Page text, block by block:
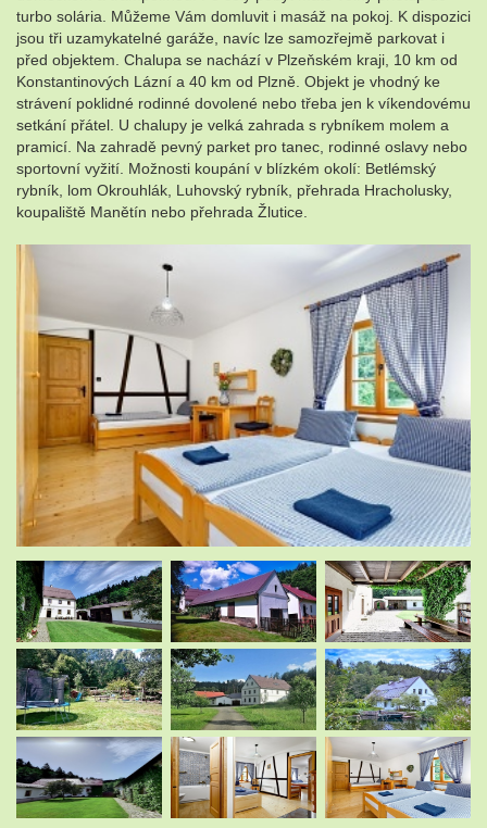
turbo solária. Můžeme Vám domluvit i masáž na pokoj. K dispozici
jsou tři uzamykatelné garáže, navíc lze samozřejmě parkovat i
před objektem. Chalupa se nachází v Plzeňském kraji, 10 km od
Konstantinových Lázní a 40 km od Plzně. Objekt je vhodný ke
strávení poklidné rodinné dovolené nebo třeba jen k víkendovému
setkání přátel. U chalupy je velká zahrada s rybníkem molem a
pramicí. Na zahradě pevný parket pro tanec, rodinné oslavy nebo
sportovní vyžití. Možnosti koupání v blízkém okolí: Betlémský
rybník, lom Okrouhlák, Luhovský rybník, přehrada Hracholusky,
koupaliště Manětín nebo přehrada Žlutice.